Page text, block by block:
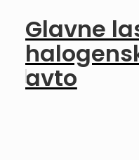
Glavne
avto